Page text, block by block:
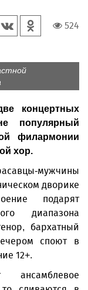
524
концертных
популярный
филармонии
хор.
мужчины
дворике
подарят
диапазона
бархатный
споют в
12+.
ансамблевое